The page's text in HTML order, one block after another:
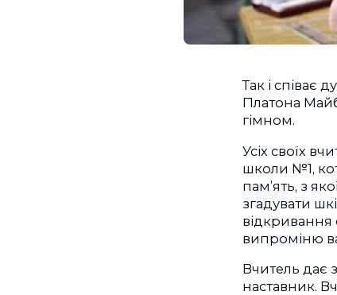
Так і співає
Платона
гімном.
Усіх своїх
школи №1,
пам’ять, з
згадувати
відкривання
випроміню
Вчитель дає
наставник.